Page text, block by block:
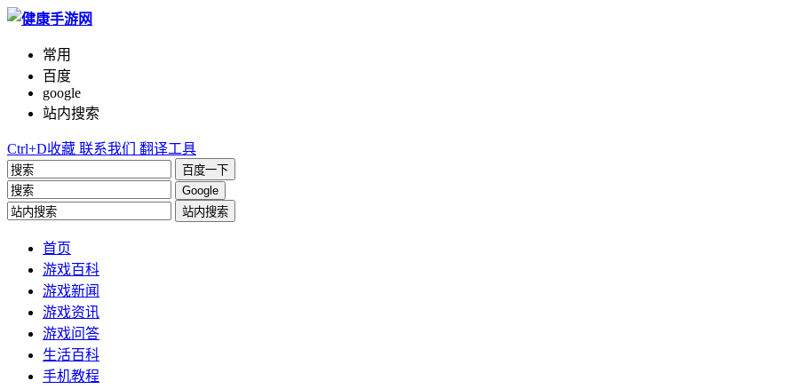
常用
百度
google
站内搜索
Ctrl+D收藏 联系我们 翻译工具
百度一下
Google
站内搜索
首页
游戏百科
游戏新闻
游戏资讯
游戏问答
生活百科
手机教程